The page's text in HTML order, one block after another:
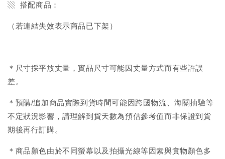
▧ 搭配商品：
（若連結失效表示商品已下架）
＊尺寸採平放丈量，實品尺寸可能因丈量方式而有些許誤
差。
＊預購/追加商品實際到貨時間可能因跨國物流、海關抽驗等
不定狀況影響，請理解到貨天數為預估參考值而非保證到貨
期後再行訂購。
＊商品顏色由於不同螢幕以及拍攝光線等因素與實物顏色多